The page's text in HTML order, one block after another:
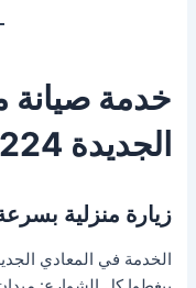
خدمة صيانة
الجديدة 19224
زيارة منزلية
الخدمة في المعادي